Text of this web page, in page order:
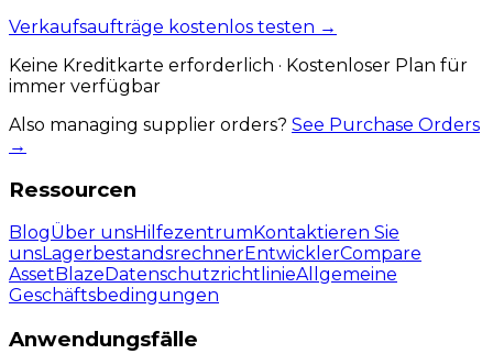
Verkaufsaufträge kostenlos testen →
Keine Kreditkarte erforderlich · Kostenloser Plan für
immer verfügbar
Also managing supplier orders? See Purchase Orders
→
Ressourcen
BlogÜber unsHilfezentrum Kontaktieren Sie
unsLagerbestandsrechnerEntwicklerCompare
AssetBlaze DatenschutzrichtlinieAllgemeine
Geschäftsbedingungen
Anwendungsfälle